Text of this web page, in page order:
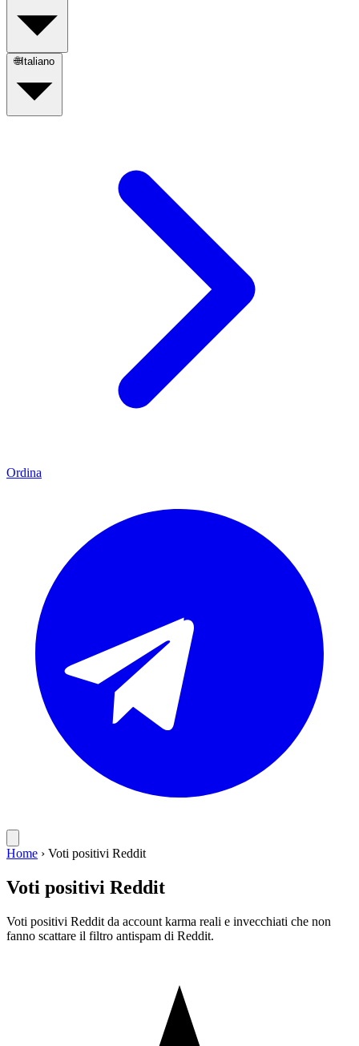
🌐Italiano
Ordina
Home › Voti positivi Reddit
Voti positivi Reddit
Voti positivi Reddit da account karma reali e invecchiati che non
fanno scattare il filtro antispam di Reddit.